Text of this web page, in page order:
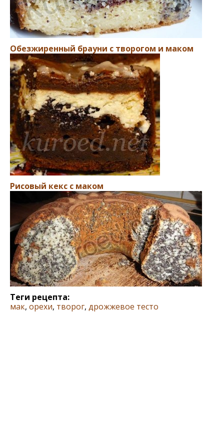
Обезжиренный брауни с творогом и маком
Рисовый кекс с маком
Теги рецепта:
мак, орехи, творог, дрожжевое тесто